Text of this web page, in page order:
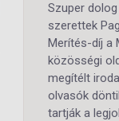
Szuper
szerettek
Merítés-díj a
közösségi
megítélt
olvasók
tartják a